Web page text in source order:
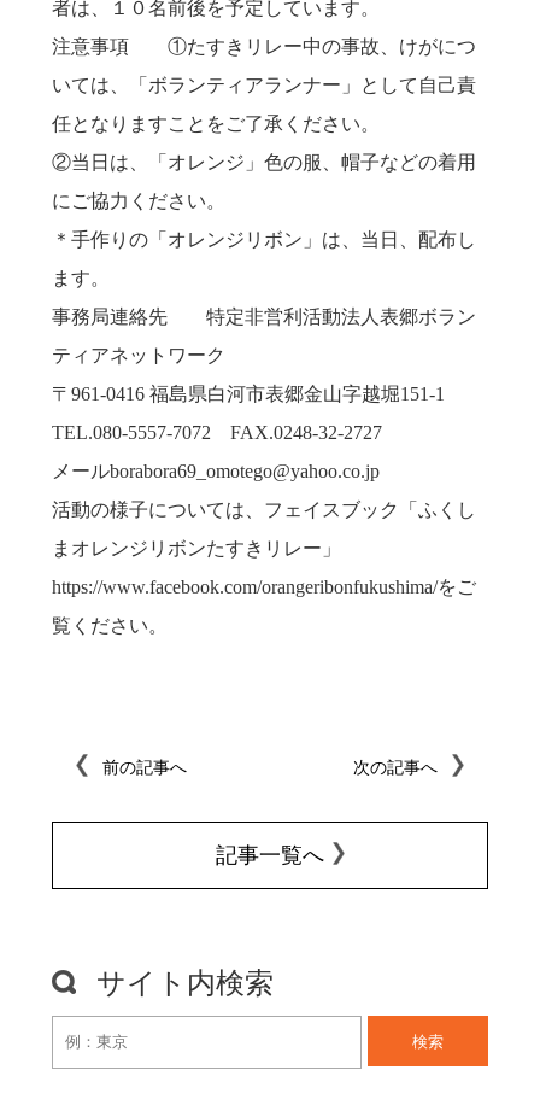
者は、１０名前後を予定しています。
注意事項 ①たすきリレー中の事故、けがにつ
いては、「ボランティアランナー」として自己責
任となりますことをご了承ください。
②当日は、「オレンジ」色の服、帽子などの着用
にご協力ください。
＊手作りの「オレンジリボン」は、当日、配布し
ます。
事務局連絡先 特定非営利活動法人表郷ボラン
ティアネットワーク
〒961-0416 福島県白河市表郷金山字越堀151-1
TEL.080-5557-7072 FAX.0248-32-2727
メールborabora69_omotego@yahoo.co.jp
活動の様子については、フェイスブック「ふくし
まオレンジリボンたすきリレー」
https://www.facebook.com/orangeribonfukushima/をご
覧ください。
前の記事へ 次の記事へ
記事一覧へ
サイト内検索
検索